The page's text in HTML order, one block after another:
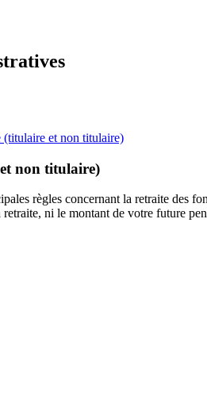
(titulaire et non titulaire)
non titulaire)
règles concernant la retraite des
ni le montant de votre future